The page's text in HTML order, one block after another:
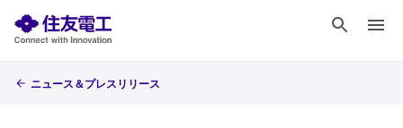
ニュース＆プレスリリース